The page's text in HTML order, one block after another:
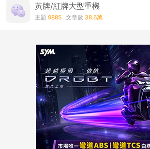
黃牌/紅牌大型重機
主題 9885 文章數 38.6萬